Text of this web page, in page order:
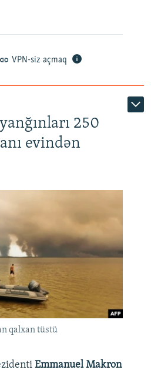
VPN-siz açmaq
250
evindən
qalxan tüstü
Emmanuel Makron